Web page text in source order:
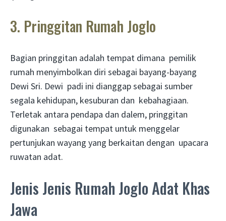
3. Pringgitan Rumah Joglo
Bagian pringgitan adalah tempat dimana pemilik
rumah menyimbolkan diri sebagai bayang-bayang
Dewi Sri. Dewi padi ini dianggap sebagai sumber
segala kehidupan, kesuburan dan kebahagiaan.
Terletak antara pendapa dan dalem, pringgitan
digunakan sebagai tempat untuk menggelar
pertunjukan wayang yang berkaitan dengan upacara
ruwatan adat.
Jenis Jenis Rumah Joglo Adat Khas
Jawa